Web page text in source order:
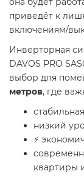
приведёт к
включениям/
Инверторная
DAVOS PRO
выбор для
метров, где
низкий
⚡
квартиры